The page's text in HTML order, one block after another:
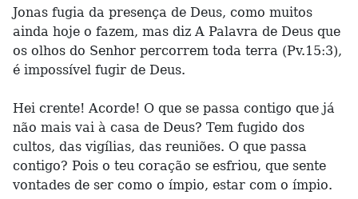
Jonas fugia da presença de Deus, como muitos
ainda hoje o fazem, mas diz A Palavra de Deus que
os olhos do Senhor percorrem toda terra (Pv.15:3),
é impossível fugir de Deus.
Hei crente! Acorde! O que se passa contigo que já
não mais vai à casa de Deus? Tem fugido dos
cultos, das vigílias, das reuniões. O que passa
contigo? Pois o teu coração se esfriou, que sente
vontades de ser como o ímpio, estar com o ímpio.